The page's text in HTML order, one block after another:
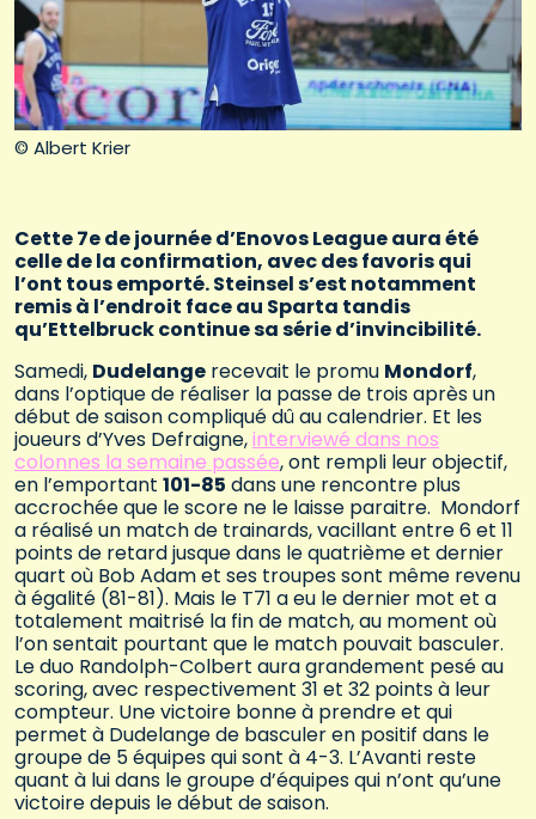
© Albert Krier
Cette 7e de journée d’Enovos League aura été
celle de la confirmation, avec des favoris qui
l’ont tous emporté. Steinsel s’est notamment
remis à l’endroit face au Sparta tandis
qu’Ettelbruck continue sa série d’invincibilité.
Samedi, Dudelange recevait le promu Mondorf,
dans l’optique de réaliser la passe de trois après un
début de saison compliqué dû au calendrier. Et les
joueurs d’Yves Defraigne,interviewé dans nos
colonnes la semaine passée, ont rempli leur objectif,
en l’emportant 101-85 dans une rencontre plus
accrochée que le score ne le laisse paraitre. Mondorf
a réalisé un match de trainards, vacillant entre 6 et 11
points de retard jusque dans le quatrième et dernier
quart où Bob Adam et ses troupes sont même revenu
à égalité (81-81). Mais le T71 a eu le dernier mot et a
totalement maitrisé la fin de match, au moment où
l’on sentait pourtant que le match pouvait basculer.
Le duo Randolph-Colbert aura grandement pesé au
scoring, avec respectivement 31 et 32 points à leur
compteur. Une victoire bonne à prendre et qui
permet à Dudelange de basculer en positif dans le
groupe de 5 équipes qui sont à 4-3. L’Avanti reste
quant à lui dans le groupe d’équipes qui n’ont qu’une
victoire depuis le début de saison.